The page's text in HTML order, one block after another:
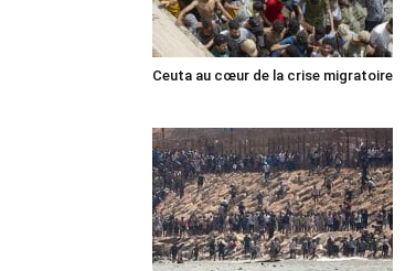
Ceuta au cœur de la crise migratoire